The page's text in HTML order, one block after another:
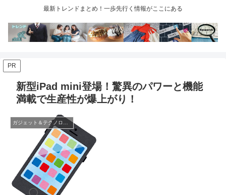
最新トレンドまとめ！一歩先行く情報がここにある
PR
新型iPad mini登場！驚異のパワーと機能
満載で生産性が爆上がり！